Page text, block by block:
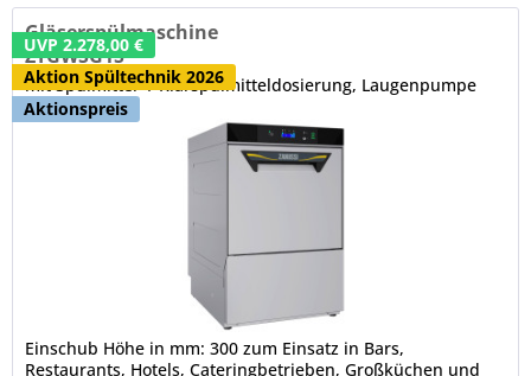
UVP 2.278,00 €
Aktion Spültechnik 2026
Aktionspreis
Gläserspülmaschine
ZTGWSG1S
mit Spülmittel- / Klarspülmitteldosierung, Laugenpumpe
und Tankfilter
Einschub Höhe in mm: 300 zum Einsatz in Bars,
Restaurants, Hotels, Cateringbetrieben, Großküchen und